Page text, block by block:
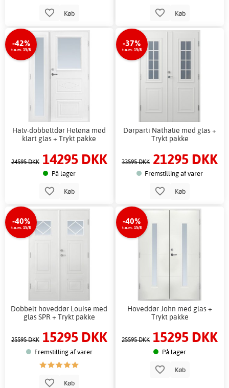
Køb Køb
-42%
t.o.m. 15/8
Halv-dobbeltdør Helena med
klart glas + Trykt pakke
24595 DKK 14295 DKK
På lager
Køb
-37%
t.o.m. 15/8
Dørparti Nathalie med glas +
Trykt pakke
33595 DKK 21295 DKK
Fremstilling af varer
Køb
-40%
t.o.m. 15/8
Dobbelt hoveddør Louise med
glas SPR + Trykt pakke
25595 DKK 15295 DKK
Fremstilling af varer
Køb
-40%
t.o.m. 15/8
Hoveddør John med glas +
Trykt pakke
25595 DKK 15295 DKK
På lager
Køb